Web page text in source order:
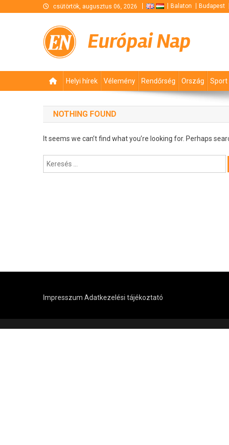
csütörtök, augusztus 06, 2026 Balaton Budapest
Európai Nap
Helyi hírek Vélemény Rendőrség Ország Sport
NOTHING FOUND
It seems we can’t find what you’re looking for. Perhaps
Keresés:
Impresszum Adatkezelési tájékoztató